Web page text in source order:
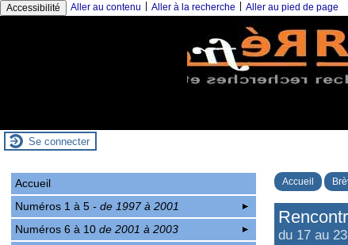
Accessibilité Aller au contenu Aller à la recherche Aller au pied de page
Se connecter
Accueil
du 17 au
Accueil
Numéros 1 à 5- de 1997 à 2001
Numéros 6 à 10de 2001 à 2003